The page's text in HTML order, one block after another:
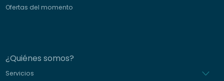
Ofertas del momento
¿Quiénes somos?
Servicios